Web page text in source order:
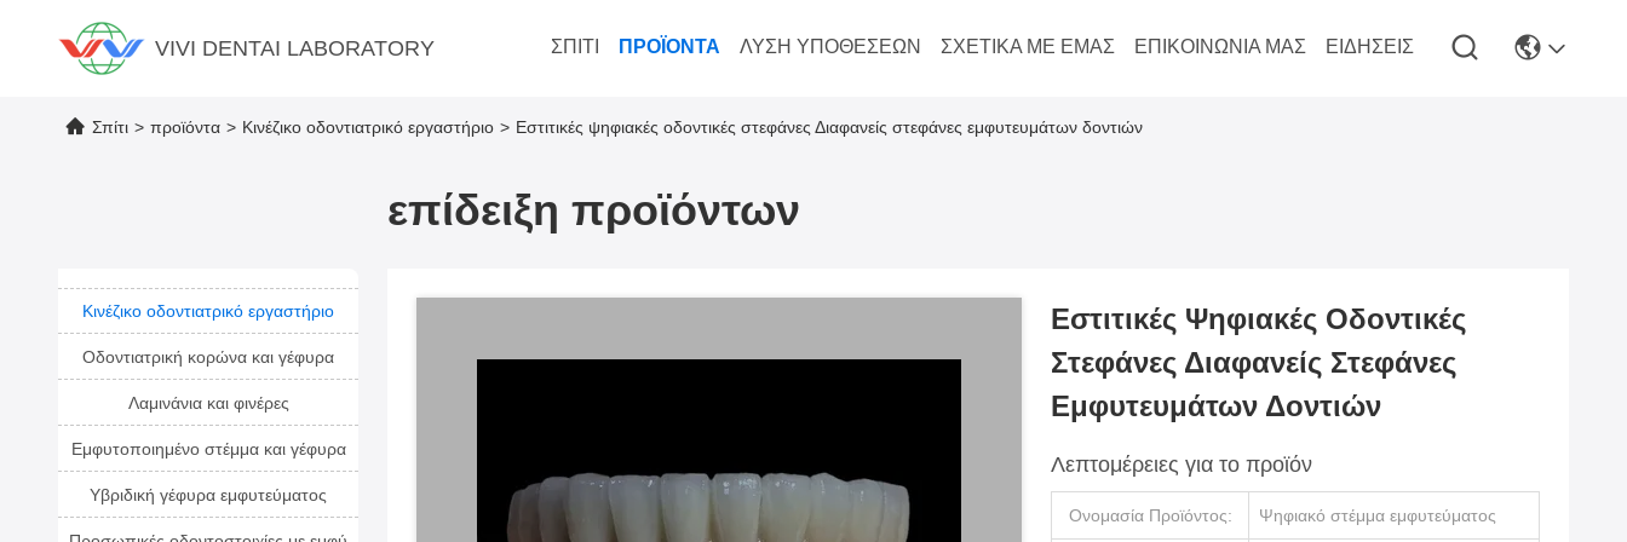
VIVI DENTAI LABORATORY ΣΠΊΤΙ ΠΡΟΪΌΝΤΑ ΛΎΣΗ ΥΠΟΘΈΣΕΩΝ ΣΧΕΤΙΚΆ ΜΕ ΕΜΆΣ ΕΠΙΚΟΙΝΩΝΊΑ ΜΑΣ ΕΙΔΉΣΕΙΣ
Σπίτι > προϊόντα > Κινέζικο οδοντιατρικό εργαστήριο > Εστιτικές ψηφιακές οδοντικές στεφάνες Διαφανείς στεφάνες εμφυτευμάτων δοντιών
επίδειξη προϊόντων
Κινέζικο οδοντιατρικό εργαστήριο
Οδοντιατρική κορώνα και γέφυρα
Λαμινάνια και φινέρες
Εμφυτοποιημένο στέμμα και γέφυρα
Υβριδική γέφυρα εμφυτεύματος
Εστιτικές Ψηφιακές Οδοντικές
Στεφάνες Διαφανείς Στεφάνες
Εμφυτευμάτων Δοντιών
Λεπτομέρειες για το προϊόν
Ονομασία Προϊόντος: Ψηφιακό στέμμα εμφυτεύματος